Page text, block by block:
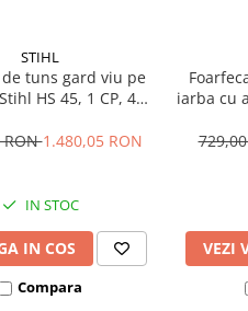
STIHL
de tuns gard viu pe
HS 45, 1 CP, 45
RON1.480,05 RON
IN STOC
IN COS
Compara
iarba cu
VEZI